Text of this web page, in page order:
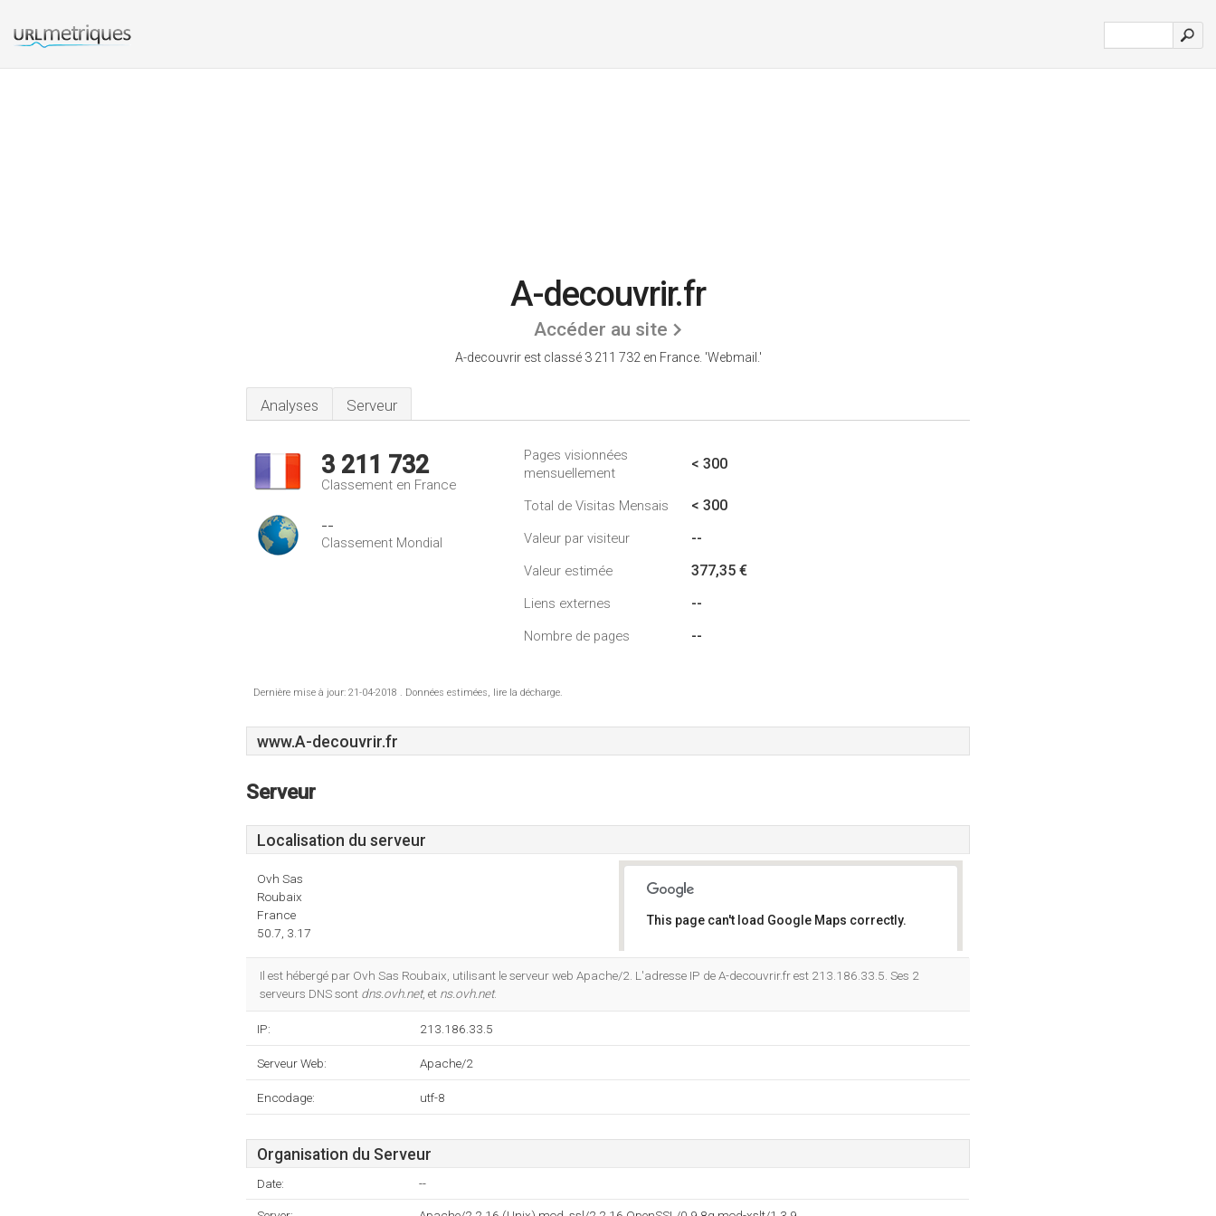
A-decouvrir.fr
Accéder au site
A-decouvrir est classé 3 211 732 en France. 'Webmail.'
Analyses Serveur
3 211 732
Classement en France
--
Classement Mondial
Pages visionnées
mensuellement
< 300
Total de Visitas Mensais < 300
Valeur par visiteur --
Valeur estimée 377,35 €
Liens externes --
Nombre de pages --
Dernière mise à jour: 21-04-2018 . Données estimées, lire la décharge.
www.A-decouvrir.fr
Serveur
Localisation du serveur
Ovh Sas
Roubaix
France
50.7, 3.17
This page can't load Google Maps correctly.
Il est hébergé par Ovh Sas Roubaix, utilisant le serveur web Apache/2. L'adresse IP de A-decouvrir.fr est 213.186.33.5. Ses 2
serveurs DNS sont dns.ovh.net, et ns.ovh.net.
IP: 213.186.33.5
Serveur Web: Apache/2
Encodage: utf-8
Organisation du Serveur
Date: --